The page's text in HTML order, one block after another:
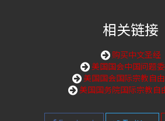
相关链接
购买中文圣经
美国国会中国问题
美国国会国际宗教自
美国国务院国际宗教自